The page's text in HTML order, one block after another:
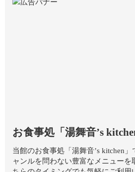
お食事処「湯舞音’s
当館のお食事処「湯舞音’s kitchen
ャンルを問わない豊富なメニューを